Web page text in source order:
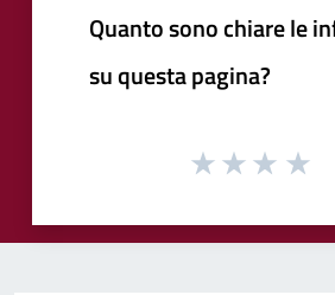
Quanto sono chiare le
su questa pagina?